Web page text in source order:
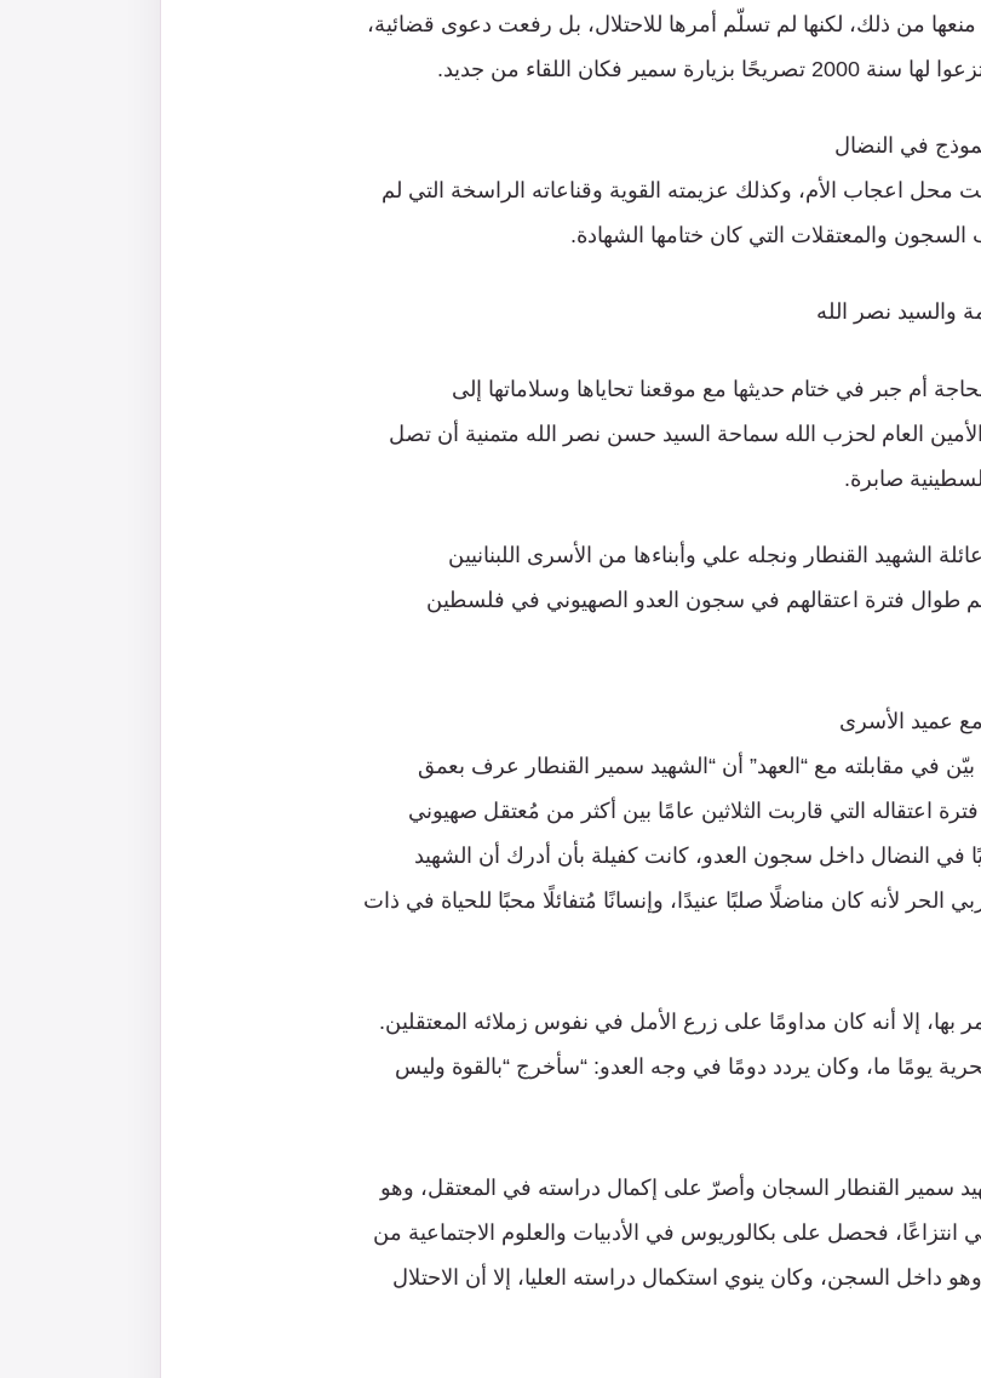
منعها من ذلك، لكنها لم تسلّم أمرها للاحتلال، بل رفعت دعوى قضائية،
فكان اللقاء من جديد.
في النضال
محل اعجاب الأم، وكذلك عزيمته القوية وقناعاته الراسخة التي لم
السجون والمعتقلات التي كان ختامها الشهادة.
والسيد نصر الله
أم جبر في ختام حديثها مع موقعنا تحاياها وسلاماتها إلى
العام لحزب الله سماحة السيد حسن نصر الله متمنية أن تصل
صابرة.
الشهيد القنطار ونجله علي وأبناءها من الأسرى اللبنانيين
طوال فترة اعتقالهم في سجون العدو الصهيوني في فلسطين
عميد الأسرى
في مقابلته مع “العهد” أن “الشهيد سمير القنطار عرف بعمق
اعتقاله التي قاربت الثلاثين عامًا بين أكثر من مُعتقل صهيوني
في النضال داخل سجون العدو، كانت كفيلة بأن أدرك أن الشهيد
الحر لأنه كان مناضلًا صلبًا عنيدًا، وإنسانًا مُتفائلًا محبًا للحياة في ذات
إلا أنه كان مداومًا على زرع الأمل في نفوس زملائه المعتقلين.
يومًا ما، وكان يردد دومًا في وجه العدو: “سأخرج “بالقوة وليس
سمير القنطار السجان وأصرّ على إكمال دراسته في المعتقل، وهو
انتزاعًا، فحصل على بكالوريوس في الأدبيات والعلوم الاجتماعية من
داخل السجن، وكان ينوي استكمال دراسته العليا، إلا أن الاحتلال